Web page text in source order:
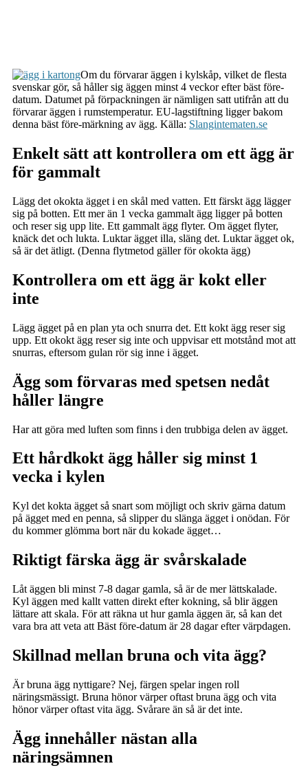
Om du förvarar äggen i kylskåp, vilket de flesta
svenskar gör, så håller sig äggen minst 4 veckor efter bäst före-
datum. Datumet på förpackningen är nämligen satt utifrån att du
förvarar äggen i rumstemperatur. EU-lagstiftning ligger bakom
denna bäst före-märkning av ägg. Källa: Slangintematen.se
Enkelt sätt att kontrollera om ett ägg är
för gammalt
Lägg det okokta ägget i en skål med vatten. Ett färskt ägg lägger
sig på botten. Ett mer än 1 vecka gammalt ägg ligger på botten
och reser sig upp lite. Ett gammalt ägg flyter. Om ägget flyter,
knäck det och lukta. Luktar ägget illa, släng det. Luktar ägget ok,
så är det ätligt. (Denna flytmetod gäller för okokta ägg)
Kontrollera om ett ägg är kokt eller
inte
Lägg ägget på en plan yta och snurra det. Ett kokt ägg reser sig
upp. Ett okokt ägg reser sig inte och uppvisar ett motstånd mot att
snurras, eftersom gulan rör sig inne i ägget.
Ägg som förvaras med spetsen nedåt
håller längre
Har att göra med luften som finns i den trubbiga delen av ägget.
Ett hårdkokt ägg håller sig minst 1
vecka i kylen
Kyl det kokta ägget så snart som möjligt och skriv gärna datum
på ägget med en penna, så slipper du slänga ägget i onödan. För
du kommer glömma bort när du kokade ägget…
Riktigt färska ägg är svårskalade
Låt äggen bli minst 7-8 dagar gamla, så är de mer lättskalade.
Kyl äggen med kallt vatten direkt efter kokning, så blir äggen
lättare att skala. För att räkna ut hur gamla äggen är, så kan det
vara bra att veta att Bäst före-datum är 28 dagar efter värpdagen.
Skillnad mellan bruna och vita ägg?
Är bruna ägg nyttigare? Nej, färgen spelar ingen roll
näringsmässigt. Bruna hönor värper oftast bruna ägg och vita
hönor värper oftast vita ägg. Svårare än så är det inte.
Ägg innehåller nästan alla
näringsämnen